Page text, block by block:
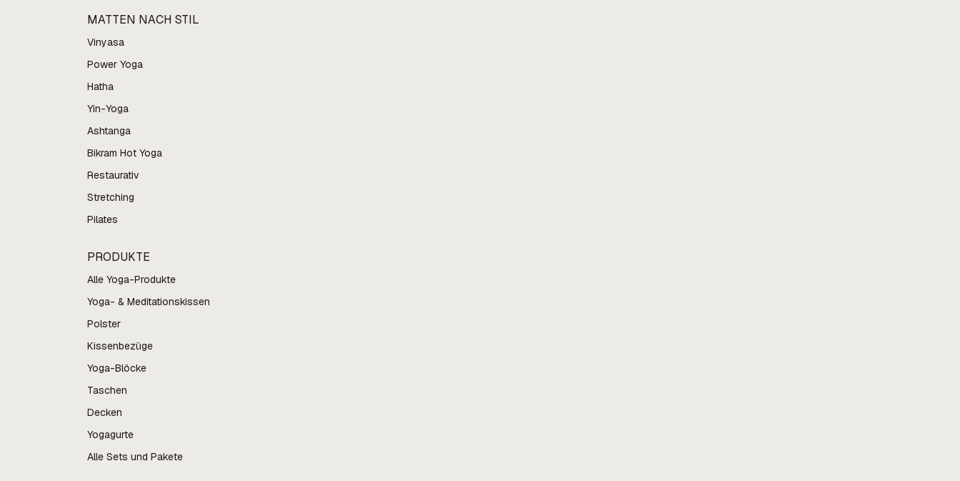
MATTEN NACH STIL
Vinyasa
Power Yoga
Hatha
Yin-Yoga
Ashtanga
Bikram Hot Yoga
Restaurativ
Stretching
Pilates
PRODUKTE
Alle Yoga-Produkte
Yoga- & Meditationskissen
Polster
Kissenbezüge
Yoga-Blöcke
Taschen
Decken
Yogagurte
Alle Sets und Pakete